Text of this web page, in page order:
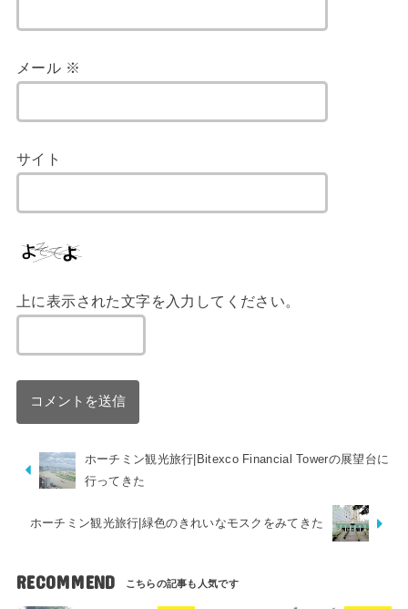
メール ※
サイト
上に表示された文字を入力してください。
ホーチミン観光旅行|Bitexco Financial Towerの展望台に
行ってきた
ホーチミン観光旅行|緑色のきれいなモスクをみてきた
RECOMMEND